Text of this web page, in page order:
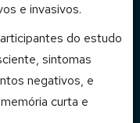
e invasivos.
do estudo
sintomas
negativos, e
curta e